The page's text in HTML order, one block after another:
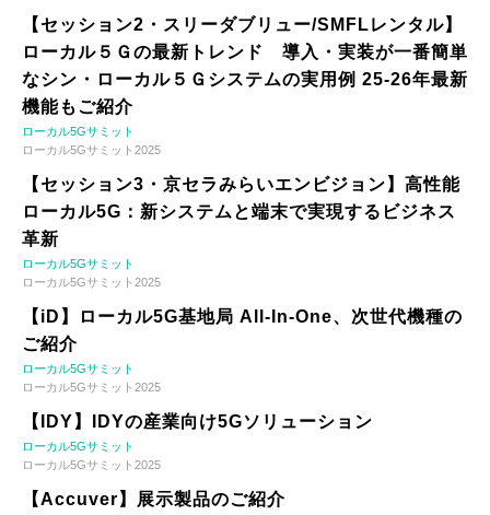
【セッション2・スリーダブリュー/SMFLレンタル】
ローカル５Ｇの最新トレンド 導入・実装が一番簡単
なシン・ローカル５Ｇシステムの実用例 25-26年最新
機能もご紹介
ローカル5Gサミット
ローカル5Gサミット2025
【セッション3・京セラみらいエンビジョン】高性能
ローカル5G：新システムと端末で実現するビジネス
革新
ローカル5Gサミット
ローカル5Gサミット2025
【iD】ローカル5G基地局 All-In-One、次世代機種の
ご紹介
ローカル5Gサミット
ローカル5Gサミット2025
【IDY】IDYの産業向け5Gソリューション
ローカル5Gサミット
ローカル5Gサミット2025
【Accuver】展示製品のご紹介